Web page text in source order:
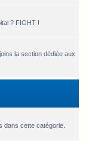
? FIGHT !
la section dédiée aux
dans cette catégorie.